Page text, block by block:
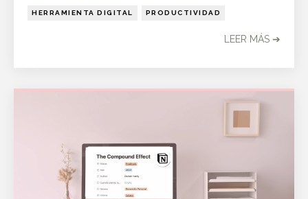
HERRAMIENTA DIGITAL PRODUCTIVIDAD
LEER MÁS ➔